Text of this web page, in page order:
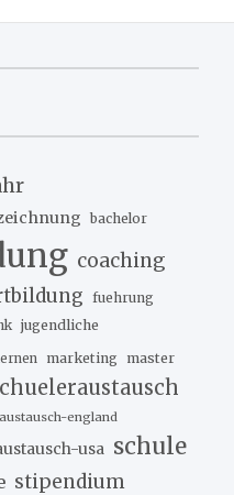
bachelor
coaching
fuehrung
jugendliche
marketing master
england
usa schule
stipendium